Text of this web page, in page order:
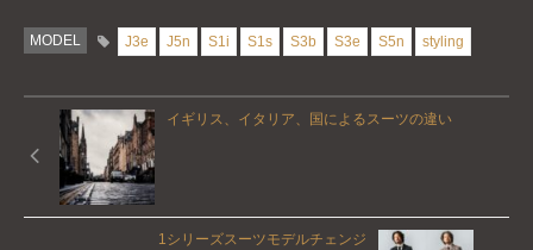
MODEL J3e J5n S1i S1s S3b S3e S5n styling
イギリス、イタリア、国によるスーツの違い
1シリーズスーツモデルチェンジ